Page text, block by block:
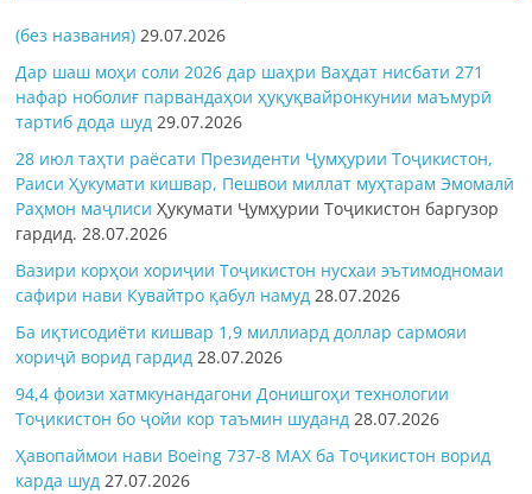
(без названия) 29.07.2026
Дар шаш моҳи соли 2026 дар шаҳри Ваҳдат нисбати 271
нафар ноболиғ парвандаҳои ҳуқуқвайронкунии маъмурӣ
тартиб дода шуд 29.07.2026
28 июл таҳти раёсати Президенти Ҷумҳурии Тоҷикистон,
Раиси Ҳукумати кишвар, Пешвои миллат муҳтарам Эмомалӣ
Раҳмон маҷлисиҲукумати Ҷумҳурии Тоҷикистон баргузор
гардид.28.07.2026
Вазири корҳои хориҷии Тоҷикистон нусхаи эътимодномаи
сафири нави Кувайтро қабул намуд 28.07.2026
Ба иқтисодиёти кишвар 1,9 миллиард доллар сармояи
хориҷӣ ворид гардид 28.07.2026
94,4 фоизи хатмкунандагони Донишгоҳи технологии
Тоҷикистон бо ҷойи кор таъмин шуданд 28.07.2026
Ҳавопаймои нави Boeing 737-8 MAX ба Тоҷикистон ворид
карда шуд 27.07.2026